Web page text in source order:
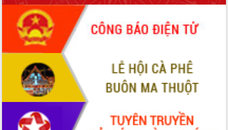
Định vị cà phê Việt Nam như một “di
sản sống” trong dòng chảy toàn cầu
Xây dựng nông thôn mới: Nâng cao đời
sống người dân từ những mô hình thiết
Quyết liệt tháo gỡ vướng mắc, đẩy
nhanh tiến độ các dự án trọng điểm
trong Khu kinh tế Nam Phú Yên
Hòn Yến phát triển du lịch gắn với bảo
tồn biển
Lấy ý kiến điều chỉnh Quy hoạch tỉnh
Đắk Lắk thời kỳ 2021-2030, tầm nhìn